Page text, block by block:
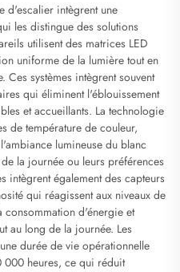
d'escalier intègrent une
les distingue des solutions
utilisent des matrices LED
uniforme de la lumière tout en
systèmes intègrent souvent
qui éliminent l'éblouissement
et accueillants. La technologie
de température de couleur,
lumineuse du blanc
la journée ou leurs préférences
intègrent également des capteurs
qui réagissent aux niveaux de
consommation d'énergie et
au long de la journée. Les
durée de vie opérationnelle
000 heures, ce qui réduit